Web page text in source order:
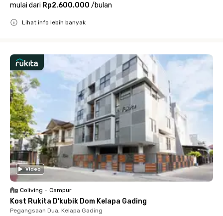
mulai dari Rp2.600.000 /bulan
Lihat info lebih banyak
Video
Coliving • Campur
Kost Rukita D'kubik Dom Kelapa Gading
Pegangsaan Dua, Kelapa Gading